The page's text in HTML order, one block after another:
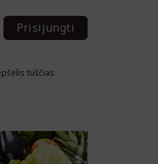
Prisijungti
tuščias